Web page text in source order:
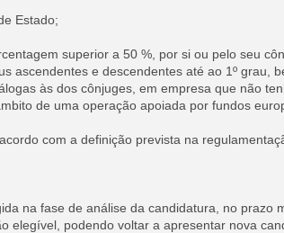
Estado;
superior a 50 %, por si ou pelo seu
ascendentes e descendentes até ao 1º grau,
às dos cônjuges, em empresa que não
de uma operação apoiada por fundos
com a definição prevista na
na fase de análise da candidatura, no prazo
elegível, podendo voltar a apresentar nova